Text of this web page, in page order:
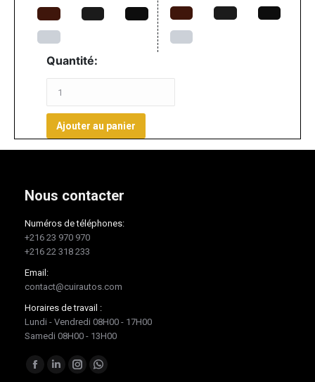
Quantité:
Ajouter au panier
Nous contacter
Numéros de téléphones:
+216 23 970 970
+216 22 318 233
Email:
contact@cuirautos.com
Horaires de travail :
Lundi - Vendredi 08H00 - 17H00
Samedi 08H00 - 13H00
Trouvez nous sur :
Facebook
LinkedInInstagramWhatsapp